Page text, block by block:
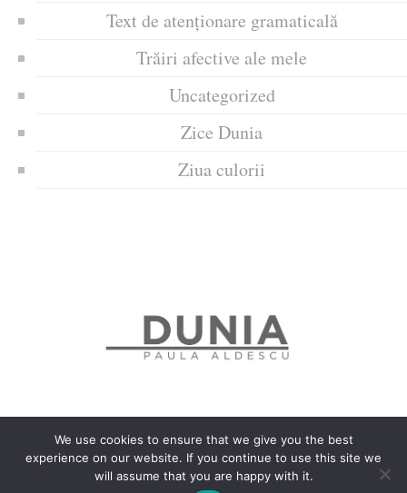
Text de atenționare gramaticală
Trăiri afective ale mele
Uncategorized
Zice Dunia
Ziua culorii
Politica de confidențialitate
Politică privind fișierele cookies
We use cookies to ensure that we give you the best
experience on our website. If you continue to use this site we
will assume that you are happy with it.